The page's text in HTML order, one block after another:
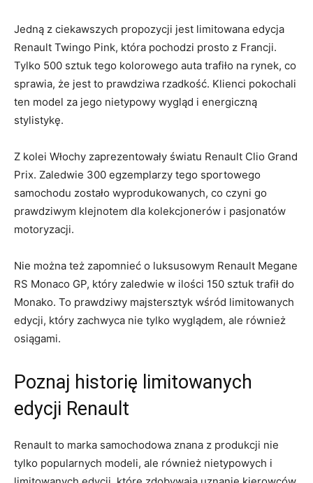
Jedną ⁤z‌ ciekawszych propozycji jest limitowana edycja
Renault Twingo Pink, która pochodzi prosto z Francji.
Tylko 500 sztuk tego kolorowego auta trafiło na rynek, co
sprawia,​ że jest to ⁣prawdziwa rzadkość. Klienci pokochali
ten model⁣ za ‍jego nietypowy wygląd i energiczną⁤
stylistykę.
Z ⁢kolei Włochy​ zaprezentowały światu Renault Clio Grand
Prix. Zaledwie 300 ​egzemplarzy tego sportowego
samochodu zostało wyprodukowanych, co czyni⁤ go
prawdziwym klejnotem ⁤dla kolekcjonerów ​i pasjonatów
motoryzacji.
Nie‍ można też⁤ zapomnieć⁣ o ‍luksusowym Renault⁤ Megane
RS Monaco GP, który zaledwie w ‌ilości 150 sztuk trafił do
Monako. To prawdziwy majstersztyk wśród ‌limitowanych
edycji, który zachwyca nie tylko wyglądem, ale również
osiągami.
Poznaj historię limitowanych
edycji Renault
Renault to ‌marka samochodowa znana z produkcji⁢ nie⁤
tylko ⁣popularnych modeli, ale​ również nietypowych i